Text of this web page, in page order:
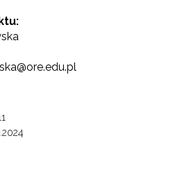
Wielorakich"